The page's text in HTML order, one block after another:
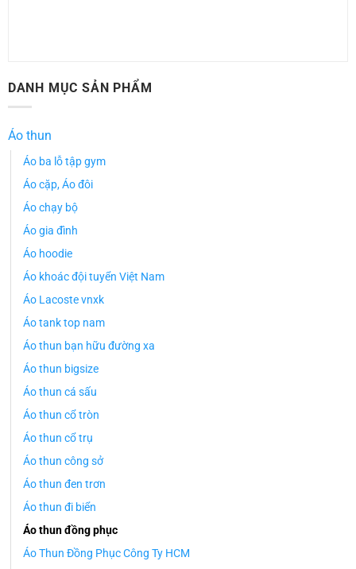
DANH MỤC SẢN PHẨM
Áo thun
Áo ba lỗ tập gym
Áo cặp, Áo đôi
Áo chạy bộ
Áo gia đình
Áo hoodie
Áo khoác đội tuyển Việt Nam
Áo Lacoste vnxk
Áo tank top nam
Áo thun bạn hữu đường xa
Áo thun bigsize
Áo thun cá sấu
Áo thun cổ tròn
Áo thun cổ trụ
Áo thun công sở
Áo thun đen trơn
Áo thun đi biển
Áo thun đồng phục
Áo Thun Đồng Phục Công Ty HCM